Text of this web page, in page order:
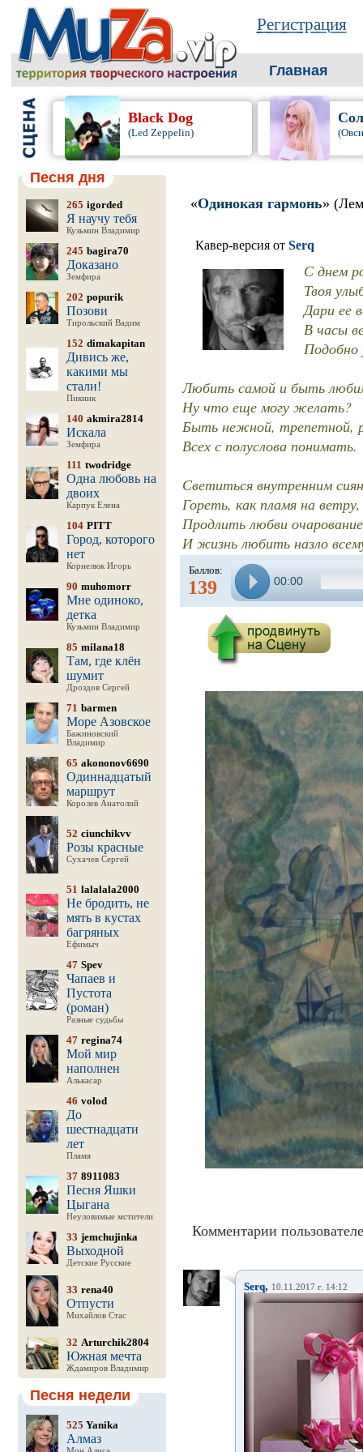
Регистрация
Главная
Black Dog
(Led Zeppelin)
Песня дня
265 igorded
Я научу тебя
Кузьмин Владимир
245 bagira70
Доказано
Земфира
202 popurik
Позови
Тирольский Вадим
152 dimakapitan
Дивись же,
какими мы
стали!
Пикник
140 akmira2814
Искала
Земфира
111 twodridge
Одна любовь на
двоих
Карпук Елена
104 PITT
Город, которого
нет
Корнелюк Игорь
90 muhomorr
Мне одиноко,
детка
Кузьмин Владимир
85 milana18
Там, где клён
шумит
Дроздов Сергей
71 barmen
Море Азовское
Бажиновский
Владимир
65 akononov6690
Одиннадцатый
маршрут
Королев Анатолий
52 ciunchikvv
Розы красные
Сухачев Сергей
51 lalalala2000
Не бродить, не
мять в кустах
багряных
Ефимыч
47 Spev
Чапаев и
Пустота
(роман)
Разные судьбы
47 regina74
Мой мир
наполнен
Алькасар
46 volod
До
шестнадцати
лет
Пламя
37 8911083
Песня Яшки
Цыгана
Неуловимые мстители
33 jemchujinka
Выходной
Детские Русские
33 rena40
Отпусти
Михайлов Стас
32 Arturchik2804
Южная мечта
Ждамиров Владимир
Песня недели
525 Yanika
Алмаз
«Одинокая гармонь»
Кавер-версия от Serq
С днем
Твоя
Дари ее
В часы
Подобно
Любить самой и быть
Ну что еще могу желать?
Быть нежной, трепетной,
Всех с полуслова понимать.
Светиться внутренним
Гореть, как пламя на ветру,
Продлить любви
И жизнь любить назло
Баллов:
139 00:00
Комментарии
Serq, 10.11.2017 г. 14:12